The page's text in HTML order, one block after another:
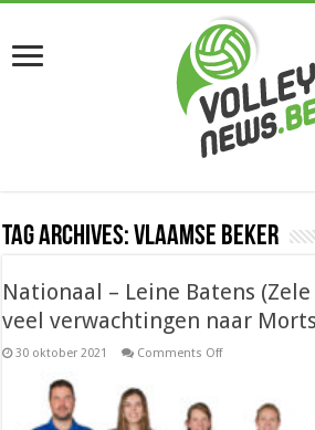
Tag Archives:Vlaamse Beker
Nationaal – Leine Batens
veel verwachtingen naar
30 oktober 2021 Comments Offon
Batens